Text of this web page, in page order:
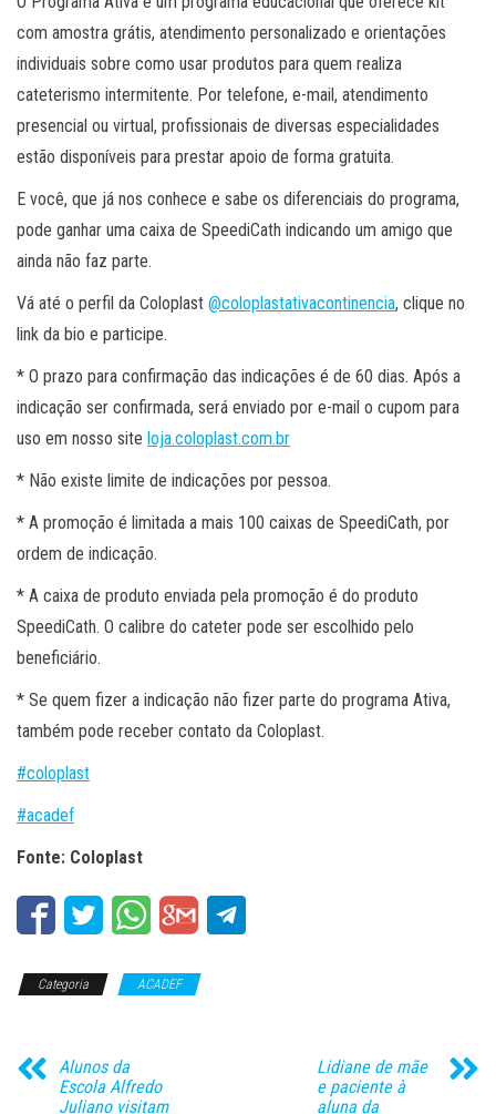
com amostra grátis, atendimento personalizado e orientações
individuais sobre como usar produtos para quem realiza
cateterismo intermitente. Por telefone, e-mail, atendimento
presencial ou virtual, profissionais de diversas especialidades
estão disponíveis para prestar apoio de forma gratuita.
E você, que já nos conhece e sabe os diferenciais do programa,
pode ganhar uma caixa de SpeediCath indicando um amigo que
ainda não faz parte.
Vá até o perfil da Coloplast @coloplastativacontinencia, clique no
link da bio e participe.
* O prazo para confirmação das indicações é de 60 dias. Após a
indicação ser confirmada, será enviado por e-mail o cupom para
uso em nosso site loja.coloplast.com.br
* Não existe limite de indicações por pessoa.
* A promoção é limitada a mais 100 caixas de SpeediCath, por
ordem de indicação.
* A caixa de produto enviada pela promoção é do produto
SpeediCath. O calibre do cateter pode ser escolhido pelo
beneficiário.
* Se quem fizer a indicação não fizer parte do programa Ativa,
também pode receber contato da Coloplast.
#coloplast
#acadef
Fonte: Coloplast
Categoria ACADEF
Alunos da
Escola Alfredo
Juliano visitam
Lidiane de mãe
e paciente à
aluna da